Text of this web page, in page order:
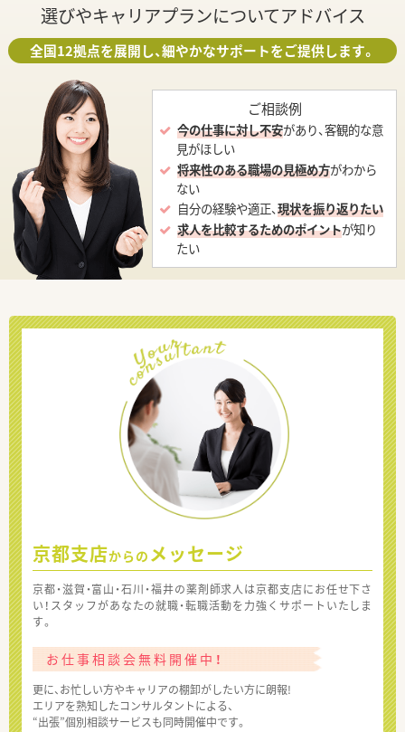
選びやキャリアプランについてアドバイス
全国12拠点を展開し、細やかなサポートをご提供します。
ご相談例
今の仕事に対し不安があり、客観的な意
見がほしい
将来性のある職場の見極め方がわから
ない
自分の経験や適正、現状を振り返りたい
求人を比較するためのポイントが知り
たい
京都支店からの メッセージ
京都・滋賀・富山・石川・福井の薬剤師求人は京都支店にお任せ下さ
い！スタッフがあなたの就職・転職活動を力強くサポートいたしま
す。
お仕事相談会無料開催中！
更に、お忙しい方やキャリアの棚卸がしたい方に朗報!
エリアを熟知したコンサルタントによる、
“出張”個別相談サービスも同時開催中です。